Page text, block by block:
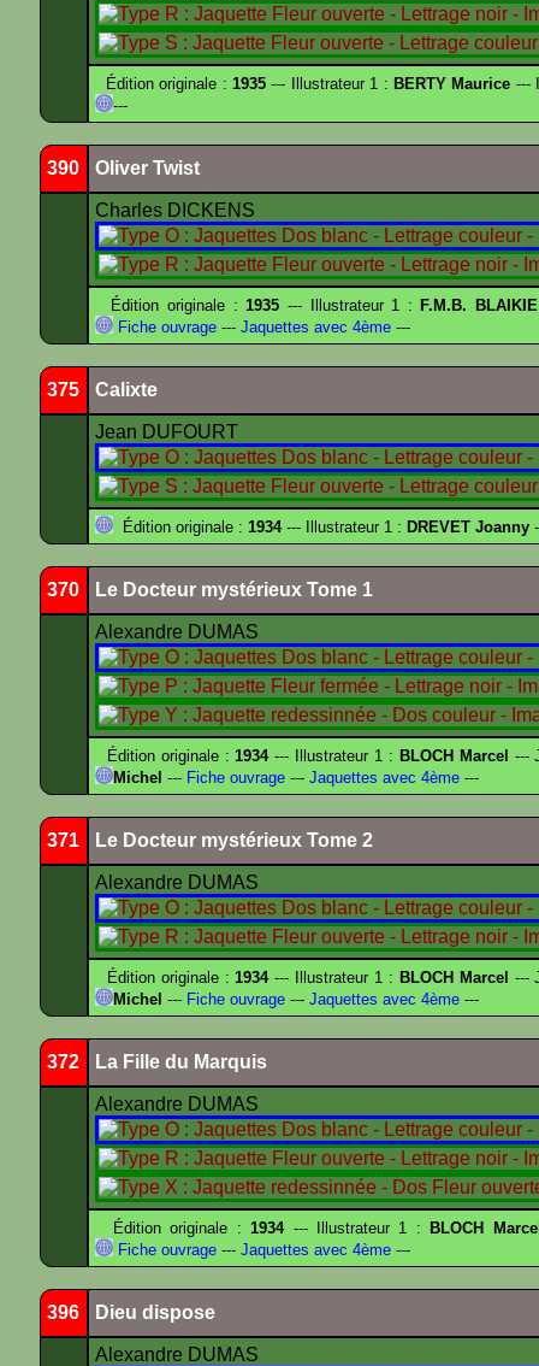
Édition originale : 1935--- Illustrateur 1 : BERTY Maurice ---
---
390 Oliver Twist
Charles DICKENS
Édition originale :1935 --- Illustrateur 1 : F.M.B.
Fiche ouvrage --- Jaquettes avec 4ème ---
375 Calixte
Jean DUFOURT
Édition originale : 1934--- Illustrateur 1 : DREVET Joanny
370 Le Docteur mystérieux Tome 1
Alexandre DUMAS
Édition originale :1934--- Illustrateur 1 : BLOCH Marcel ---
Michel --- Fiche ouvrage --- Jaquettes avec 4ème ---
371 Le Docteur mystérieux Tome 2
Alexandre DUMAS
Édition originale :1934--- Illustrateur 1 : BLOCH Marcel ---
Michel --- Fiche ouvrage --- Jaquettes avec 4ème ---
372 La Fille du Marquis
Alexandre DUMAS
Édition originale :1934--- Illustrateur 1 :
BLOCH
Fiche ouvrage --- Jaquettes avec 4ème ---
396 Dieu dispose
Alexandre DUMAS